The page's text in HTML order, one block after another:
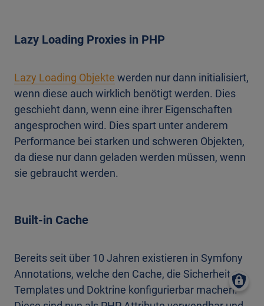
Lazy Loading Proxies in PHP
Lazy Loading Objekte werden nur dann initialisiert,
wenn diese auch wirklich benötigt werden. Dies
geschieht dann, wenn eine ihrer Eigenschaften
angesprochen wird. Dies spart unter anderem
Performance bei starken und schweren Objekten,
da diese nur dann geladen werden müssen, wenn
sie gebraucht werden.
Built-in Cache
Bereits seit über 10 Jahren existieren in Symfony
Annotations, welche den Cache, die Sicherheit,
Templates und Doktrine konfigurierbar machen.